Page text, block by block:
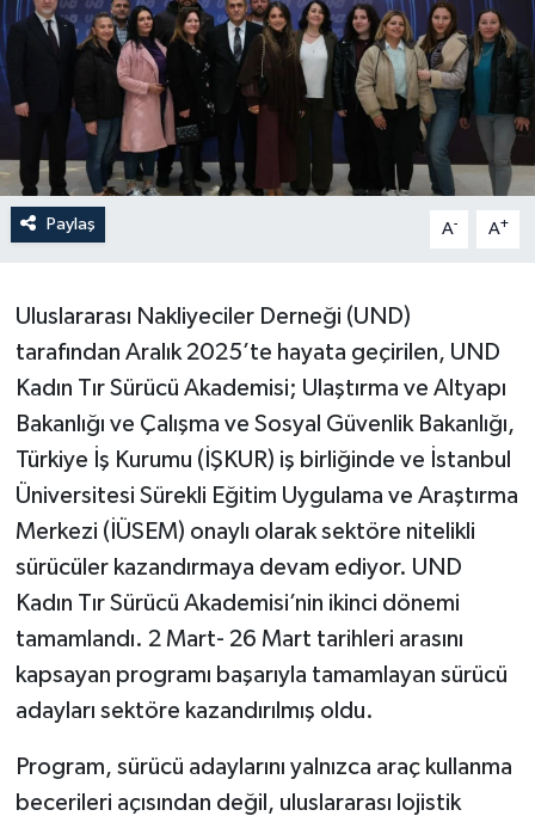
Paylaş A- A+
Uluslararası Nakliyeciler Derneği (UND)
tarafından Aralık 2025’te hayata geçirilen, UND
Kadın Tır Sürücü Akademisi; Ulaştırma ve Altyapı
Bakanlığı ve Çalışma ve Sosyal Güvenlik Bakanlığı,
Türkiye İş Kurumu (İŞKUR) iş birliğinde ve İstanbul
Üniversitesi Sürekli Eğitim Uygulama ve Araştırma
Merkezi (İÜSEM) onaylı olarak sektöre nitelikli
sürücüler kazandırmaya devam ediyor. UND
Kadın Tır Sürücü Akademisi’nin ikinci dönemi
tamamlandı. 2 Mart- 26 Mart tarihleri arasını
kapsayan programı başarıyla tamamlayan sürücü
adayları sektöre kazandırılmış oldu.
Program, sürücü adaylarını yalnızca araç kullanma
becerileri açısından değil, uluslararası lojistik